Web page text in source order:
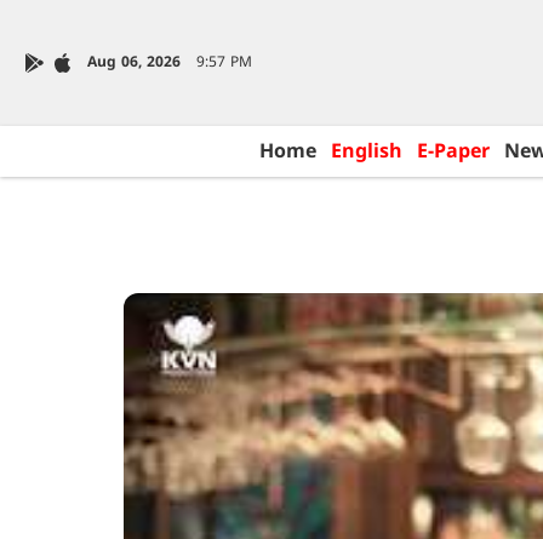
Aug 06, 2026 9:57 PM
Home English E-Paper